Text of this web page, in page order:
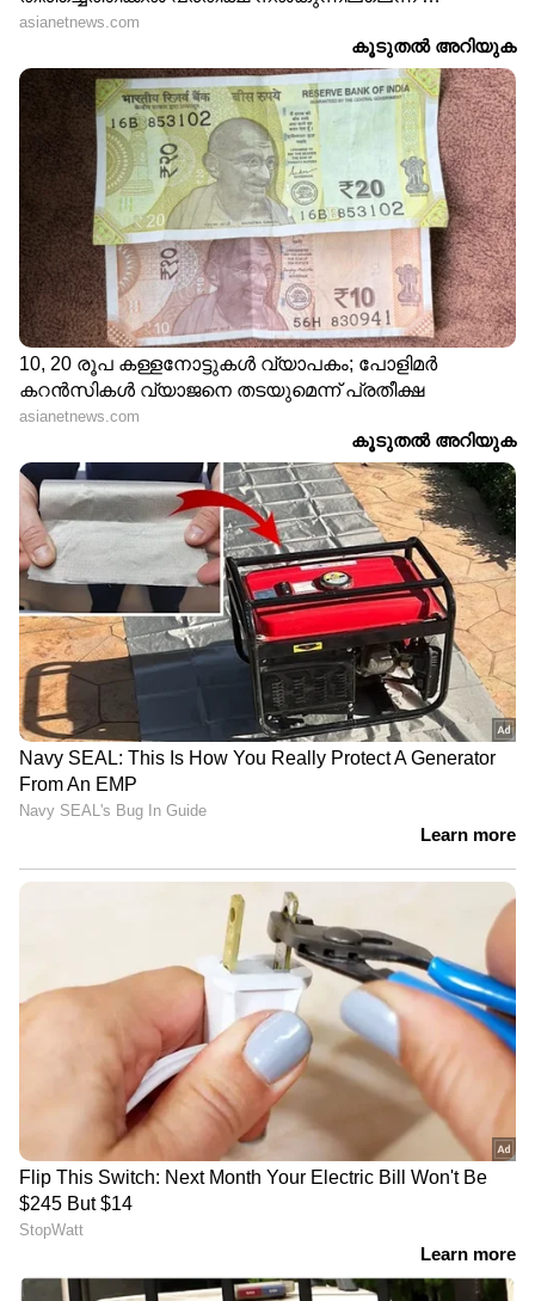
DOWNLOAD APP
RECOMMENDED STORIES
നീറ്റ് പരീക്ഷ ക്രമേക്കേട്:
മഹാരാഷ്ട്ര സ്വദേശിയുടെ
വീട്ടിൽ 8 മണിക്കൂർ
പരിശോധന, അന്വേഷണം
ഊര്‍ജ്ജിതമാക്കി
സിബിഐ
സിനിമ പോലെ എളുപ്പമല്ല,
വിജയ് സർക്കാരിന് 6
മാസത്തിൽ കൂടുതൽ
ആയുസില്ലെന്ന് ഡിഎംകെ
എംഎൽഎ
നിർത്തിയിട്ടിരുന്ന
പാസഞ്ചർ ട്രെയിനിൽ
അഗ്നിബാധ,
നിമിഷങ്ങൾക്കുള്ളിൽ
കംപാർട്ട്മെന്റ്
കത്തിയമർന്നു, ബിഹാറിൽ
വൻ അപകടം
മകളെ കാണാനില്ലെന്ന്
മാതാപിതാക്കളുടെ പരാതി,
ഒരു മാസം കഴിഞ്ഞു,
ഒടുവിൽ പൊലീസ്
തിരിച്ചറിഞ്ഞത് ക്രൂരമായ
ദുരഭിമാനക്കൊല